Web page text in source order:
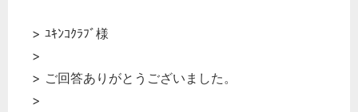
> ﾕｷﾝｺｸﾗﾌﾞ様
>
> ご回答ありがとうございました。
>
どのカテゴリーに投稿しますか？